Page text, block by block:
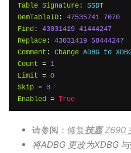
Table Signature :
OemTableID : 47535741 7070
Find : 43031419 41444247
Replace : 43031419 58444247
Comment : Change
Count = 1
Limit = 0
Skip = 0
Enabled = True
请参阅： 修复技嘉Z690
将ADBG 更改为XDBG 与